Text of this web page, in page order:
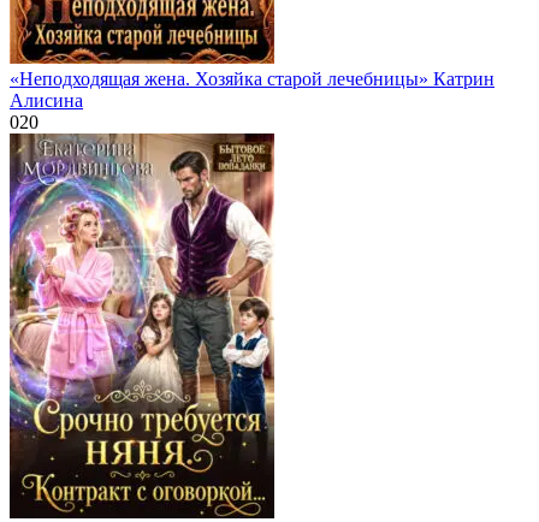
«Неподходящая жена. Хозяйка старой лечебницы» Катрин
Алисина
020